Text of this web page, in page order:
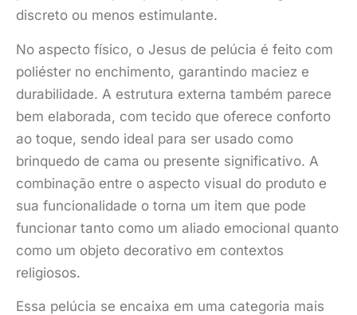
discreto ou menos estimulante.
No aspecto físico, o Jesus de pelúcia é feito com
poliéster no enchimento, garantindo maciez e
durabilidade. A estrutura externa também parece
bem elaborada, com tecido que oferece conforto
ao toque, sendo ideal para ser usado como
brinquedo de cama ou presente significativo. A
combinação entre o aspecto visual do produto e
sua funcionalidade o torna um item que pode
funcionar tanto como um aliado emocional quanto
como um objeto decorativo em contextos
religiosos.
Essa pelúcia se encaixa em uma categoria mais